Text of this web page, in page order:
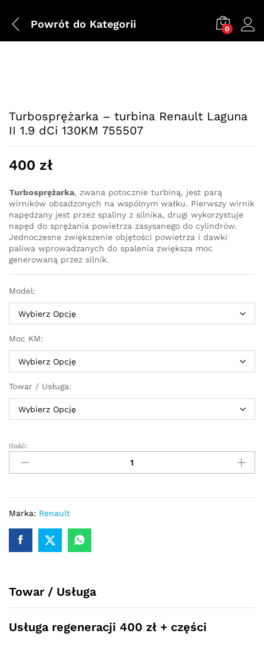
Powrót do Kategorii 0
Turbosprężarka – turbina Renault Laguna
II 1.9 dCi 130KM 755507
400 zł
Turbosprężarka, zwana potocznie turbiną, jest parą
wirników obsadzonych na wspólnym wałku. Pierwszy wirnik
napędzany jest przez spaliny z silnika, drugi wykorzystuje
napęd do sprężania powietrza zasysanego do cylindrów.
Jednoczesne zwiększenie objętości powietrza i dawki
paliwa wprowadzanych do spalenia zwiększa moc
generowaną przez silnik.
Model:
Moc KM:
Towar / Usługa:
Turbosprężarka
turbina
Laguna
II
dCi
130KM
Ilość:
Marka: Renault
Towar / Usługa
Usługa regeneracji 400 zł + części